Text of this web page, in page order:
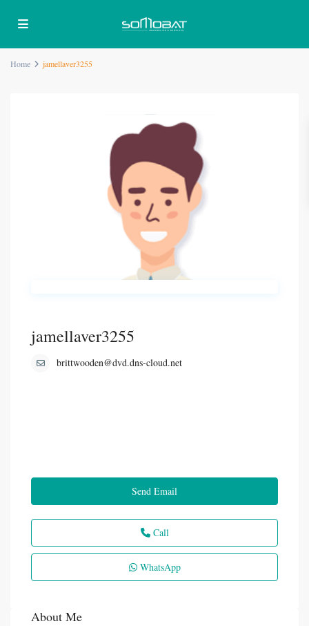
Home jamellaver3255
jamellaver3255
brittwooden@dvd.dns-cloud.net
Send Email
Call
WhatsApp
About Me